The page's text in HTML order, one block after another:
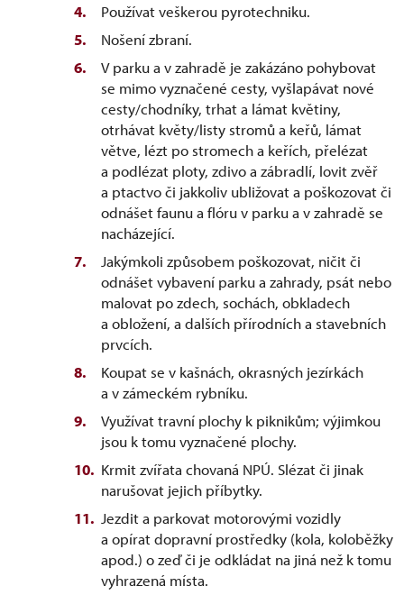
Používat veškerou pyrotechniku.
Nošení zbraní.
V parku a v zahradě je zakázáno pohybovat
se mimo vyznačené cesty, vyšlapávat nové
cesty/chodníky, trhat a lámat květiny,
otrhávat květy/listy stromů a keřů, lámat
větve, lézt po stromech a keřích, přelézat
a podlézat ploty, zdivo a zábradlí, lovit zvěř
a ptactvo či jakkoliv ubližovat a poškozovat či
odnášet faunu a flóru v parku a v zahradě se
nacházející.
Jakýmkoli způsobem poškozovat, ničit či
odnášet vybavení parku a zahrady, psát nebo
malovat po zdech, sochách, obkladech
a obložení, a dalších přírodních a stavebních
prvcích.
Koupat se v kašnách, okrasných jezírkách
a v zámeckém rybníku.
Využívat travní plochy k piknikům; výjimkou
jsou k tomu vyznačené plochy.
Krmit zvířata chovaná NPÚ. Slézat či jinak
narušovat jejich příbytky.
Jezdit a parkovat motorovými vozidly
a opírat dopravní prostředky (kola, koloběžky
apod.) o zeď či je odkládat na jiná než k tomu
vyhrazená místa.